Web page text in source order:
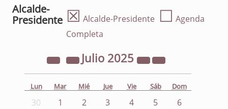
Alcalde-
Presidente ☒ Alcalde-Presidente ☐ Agenda
Completa
Julio 2025
Lun Mar Mié Jue Vie Sáb Dom
30 1 2 3 4 5
6